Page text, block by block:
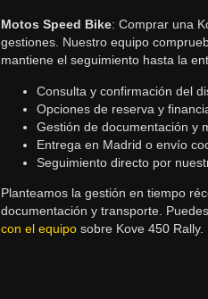
Motos Speed Bike: Comprar una
gestiones. Nuestro equipo
mantiene el seguimiento hasta la
Consulta y confirmación del
Opciones de reserva y
Gestión de documentación y
Entrega en Madrid o envío
Seguimiento directo por
Planteamos la gestión en tiempo
documentación y transporte. Puedes
con el equipo sobre Kove 450 Rally.